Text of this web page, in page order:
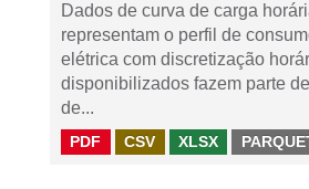
Dados de curva de carga
representam o perfil de
elétrica com discretização
disponibilizados fazem parte
de...
PDF CSV XLSX